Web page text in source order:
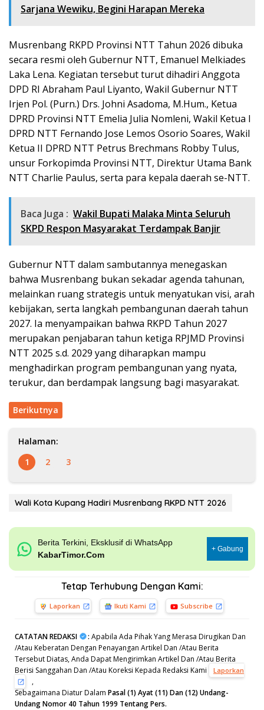
Sarjana Wewiku, Begini Harapan Mereka
Musrenbang RKPD Provinsi NTT Tahun 2026 dibuka
secara resmi oleh Gubernur NTT, Emanuel Melkiades
Laka Lena. Kegiatan tersebut turut dihadiri Anggota
DPD RI Abraham Paul Liyanto, Wakil Gubernur NTT
Irjen Pol. (Purn.) Drs. Johni Asadoma, M.Hum., Ketua
DPRD Provinsi NTT Emelia Julia Nomleni, Wakil Ketua I
DPRD NTT Fernando Jose Lemos Osorio Soares, Wakil
Ketua II DPRD NTT Petrus Brechmans Robby Tulus,
unsur Forkopimda Provinsi NTT, Direktur Utama Bank
NTT Charlie Paulus, serta para kepala daerah se-NTT.
Baca Juga : Wakil Bupati Malaka Minta Seluruh
SKPD Respon Masyarakat Terdampak Banjir
Gubernur NTT dalam sambutannya menegaskan
bahwa Musrenbang bukan sekadar agenda tahunan,
melainkan ruang strategis untuk menyatukan visi, arah
kebijakan, serta langkah pembangunan daerah tahun
2027. Ia menyampaikan bahwa RKPD Tahun 2027
merupakan penjabaran tahun ketiga RPJMD Provinsi
NTT 2025 s.d. 2029 yang diharapkan mampu
menghadirkan program pembangunan yang nyata,
terukur, dan berdampak langsung bagi masyarakat.
Berikutnya
Halaman:
1
2 3
Wali Kota Kupang Hadiri Musrenbang RKPD NTT 2026
Berita Terkini, Eksklusif di WhatsApp
KabarTimor.Com
+ Gabung
Tetap Terhubung Dengan Kami:
Laporkan Ikuti Kami Subscribe
CATATAN REDAKSI : Apabila Ada Pihak Yang Merasa Dirugikan Dan
/Atau Keberatan Dengan Penayangan Artikel Dan /Atau Berita
Tersebut Diatas, Anda Dapat Mengirimkan Artikel Dan /Atau Berita
Berisi Sanggahan Dan /Atau Koreksi Kepada Redaksi Kami
Laporkan
,
Sebagaimana Diatur Dalam Pasal (1) Ayat (11) Dan (12) Undang-
Undang Nomor 40 Tahun 1999 Tentang Pers.